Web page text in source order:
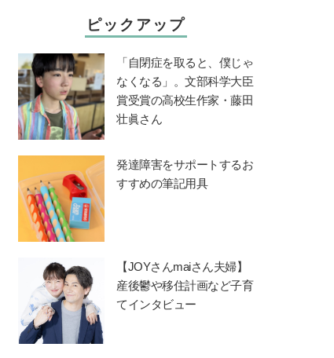
ピックアップ
「自閉症を取ると、僕じゃ
なくなる」。文部科学大臣
賞受賞の高校生作家・藤田
壮眞さん
発達障害をサポートするお
すすめの筆記用具
【JOYさんmaiさん夫婦】
産後鬱や移住計画など子育
てインタビュー